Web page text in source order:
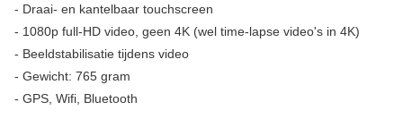
- Draai- en kantelbaar touchscreen
- 1080p full-HD video, geen 4K (wel time-lapse video's in 4K)
- Beeldstabilisatie tijdens video
- Gewicht: 765 gram
- GPS, Wifi, Bluetooth